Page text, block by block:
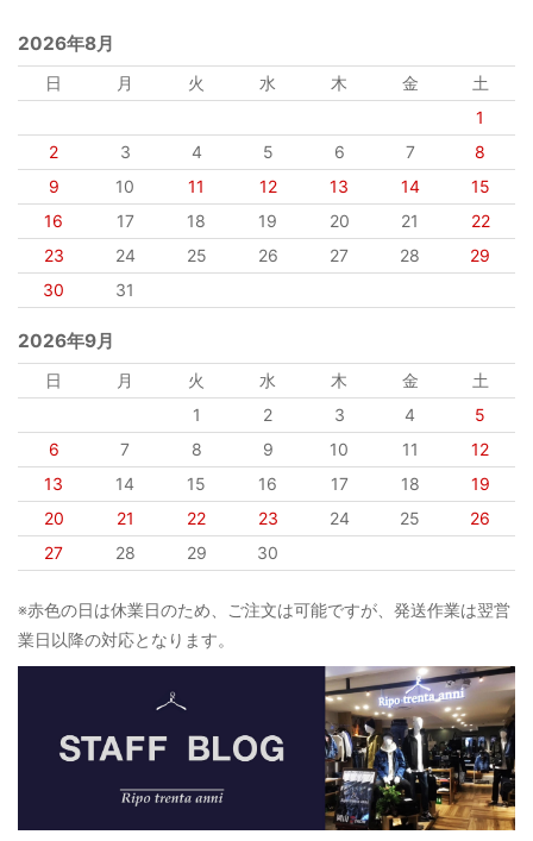
2026年8月
日 月 火 水 木 金
土
1
2
3 4 5 6 7
8
9
10 11 12 13 14
15
16
17 18 19 20 21
22
23
24 25 26 27 28
29
30
31
2026年9月
日 月 火 水 木 金
土
1
2 3 4
5
6
7 8 9 10 11
12
13
14 15 16 17 18
19
20
21 22 23 24 25
26
27
28 29 30
※赤色の日は休業日のため、ご注文は可能ですが、発送作業は翌営
業日以降の対応となります。